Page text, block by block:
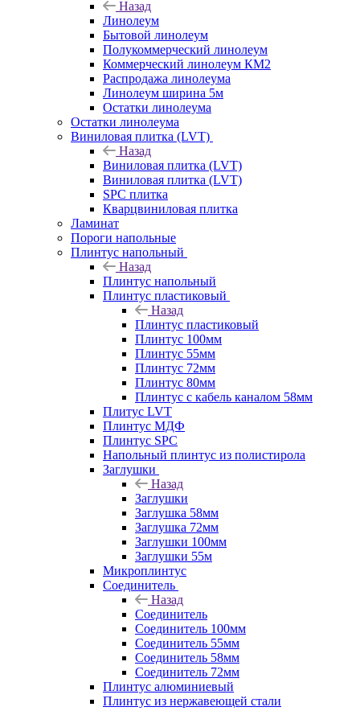
Назад
Линолеум
Бытовой линолеум
Полукоммерческий линолеум
Коммерческий линолеум КМ2
Распродажа линолеума
Линолеум ширина 5м
Остатки линолеума
Остатки линолеума
Виниловая плитка (LVT)
Назад
Виниловая плитка (LVT)
Виниловая плитка (LVT)
SPC плитка
Кварцвиниловая плитка
Ламинат
Пороги напольные
Плинтус напольный
Назад
Плинтус напольный
Плинтус пластиковый
Назад
Плинтус пластиковый
Плинтус 100мм
Плинтус 55мм
Плинтус 72мм
Плинтус 80мм
Плинтус с кабель каналом 58мм
Плитус LVT
Плинтус МДФ
Плинтус SPC
Напольный плинтус из полистирола
Заглушки
Назад
Заглушки
Заглушка 58мм
Заглушка 72мм
Заглушки 100мм
Заглушки 55м
Микроплинтус
Соединитель
Назад
Соединитель
Соединитель 100мм
Соединитель 55мм
Соединитель 58мм
Соединитель 72мм
Плинтус алюминиевый
Плинтус из нержавеющей стали